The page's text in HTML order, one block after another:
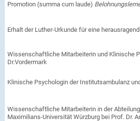
Promotion (summa cum laude)
Erhalt der Luther-Urkunde für eine
Wissenschaftliche Mitarbeiterin und Klinische
Dr.Vordermark
Klinische Psychologin der Institutsambulanz
Wissenschaftliche Mitarbeiterin in der
Maximilians-Universität Würzburg bei Prof. Dr.